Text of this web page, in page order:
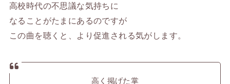
高校時代の不思議な気持ちに
なることがたまにあるのですが
この曲を聴くと、より促進される気がします。
高く掲げた掌